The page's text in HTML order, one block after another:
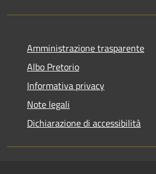
Amministrazione trasparente
Albo Pretorio
Informativa privacy
Note legali
Dichiarazione di accessibilità